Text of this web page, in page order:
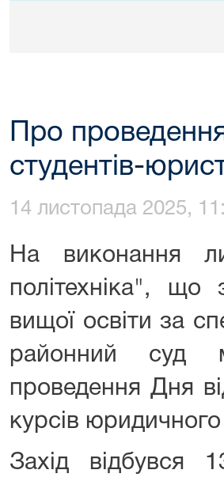
Про
студентів-
14 листопада 2025,
На виконання
політехніка", що
вищої освіти за
районний суд
проведення Дня
курсів
Захід відбувся